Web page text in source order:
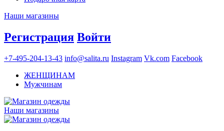
Наши магазины
Регистрация Войти
+7-495-204-13-43 info@salita.ru Instagram Vk.com Facebook
ЖЕНЩИНАМ
Мужчинам
Наши магазины